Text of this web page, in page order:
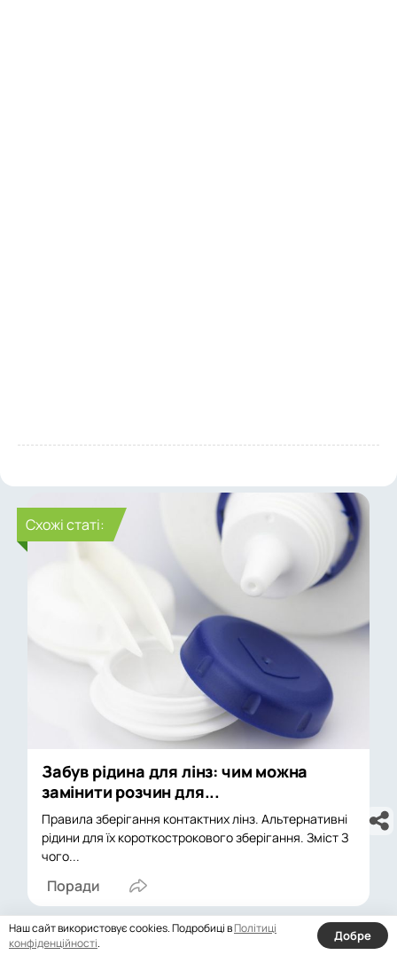
Cхожі статі:
Забув рідина для лінз: чим можна
замінити розчин для...
Правила зберігання контактних лінз. Альтернативні
рідини для їх короткострокового зберігання. Зміст З
чого...
Поради
Наш сайт використовує cookies. Подробиці вПолітиці
конфіденційності. Добре